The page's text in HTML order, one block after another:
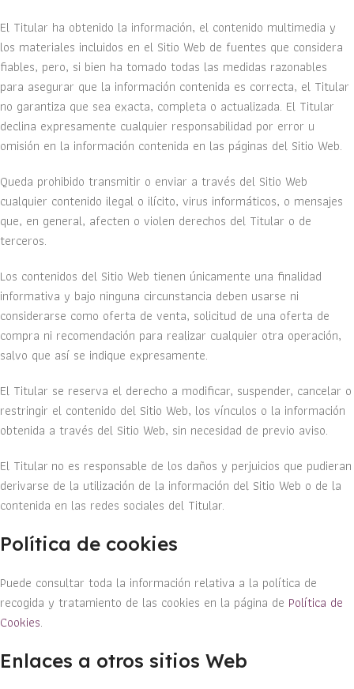
El Titular ha obtenido la información, el contenido multimedia y
los materiales incluidos en el Sitio Web de fuentes que considera
fiables, pero, si bien ha tomado todas las medidas razonables
para asegurar que la información contenida es correcta, el Titular
no garantiza que sea exacta, completa o actualizada. El Titular
declina expresamente cualquier responsabilidad por error u
omisión en la información contenida en las páginas del Sitio Web.
Queda prohibido transmitir o enviar a través del Sitio Web
cualquier contenido ilegal o ilícito, virus informáticos, o mensajes
que, en general, afecten o violen derechos del Titular o de
terceros.
Los contenidos del Sitio Web tienen únicamente una finalidad
informativa y bajo ninguna circunstancia deben usarse ni
considerarse como oferta de venta, solicitud de una oferta de
compra ni recomendación para realizar cualquier otra operación,
salvo que así se indique expresamente.
El Titular se reserva el derecho a modificar, suspender, cancelar o
restringir el contenido del Sitio Web, los vínculos o la información
obtenida a través del Sitio Web, sin necesidad de previo aviso.
El Titular no es responsable de los daños y perjuicios que pudieran
derivarse de la utilización de la información del Sitio Web o de la
contenida en las redes sociales del Titular.
Política de cookies
Puede consultar toda la información relativa a la política de
recogida y tratamiento de las cookies en la página de Política de
Cookies.
Enlaces a otros sitios Web